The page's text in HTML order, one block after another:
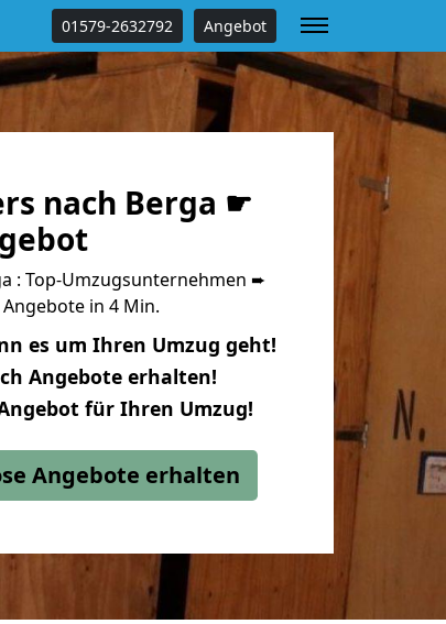
01579-2632792 Angebot
nach Berga ☛
: Top-Umzugsunternehmen ➨
in 4 Min.
es um Ihren Umzug geht!
Angebote erhalten!
für Ihren Umzug!
Angebote erhalten